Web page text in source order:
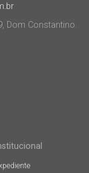
Dom Constantino.